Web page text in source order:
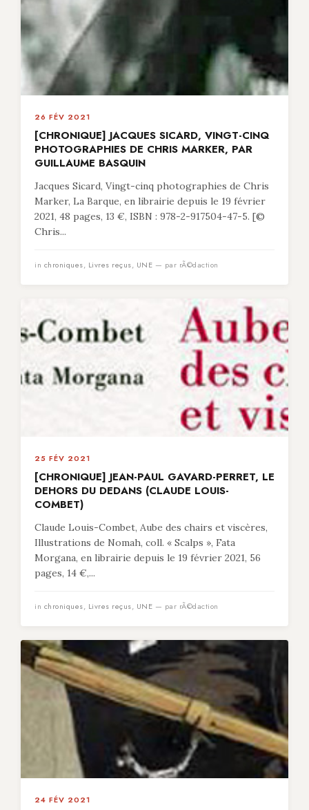
26 FÉV 2021
[CHRONIQUE] JACQUES SICARD, VINGT-CINQ
PHOTOGRAPHIES DE CHRIS MARKER, PAR
GUILLAUME BASQUIN
Jacques Sicard, Vingt-cinq photographies de Chris
Marker, La Barque, en librairie depuis le 19 février
2021, 48 pages, 13 €, ISBN : 978-2-917504-47-5. [©
Chris...
in chroniques, Livres reçus, UNE — par rÃ©daction
25 FÉV 2021
[CHRONIQUE] JEAN-PAUL GAVARD-PERRET, LE
DEHORS DU DEDANS (CLAUDE LOUIS-
COMBET)
Claude Louis-Combet, Aube des chairs et viscères,
Illustrations de Nomah, coll. « Scalps », Fata
Morgana, en librairie depuis le 19 février 2021, 56
pages, 14 €,...
in chroniques, Livres reçus, UNE — par rÃ©daction
24 FÉV 2021